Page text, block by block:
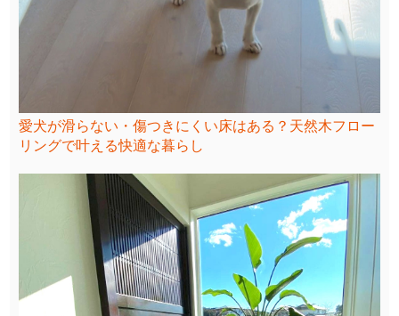
愛犬が滑らない・傷つきにくい床はある？天然木フロー
リングで叶える快適な暮らし